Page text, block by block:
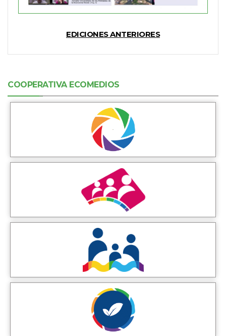
EDICIONES ANTERIORES
COOPERATIVA ECOMEDIOS